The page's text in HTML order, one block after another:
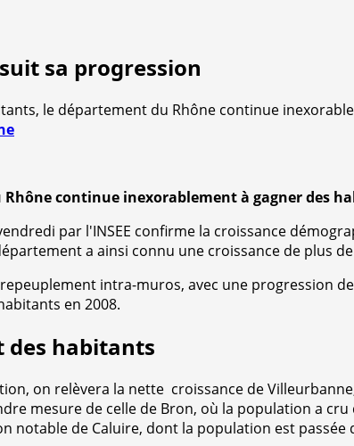
sa progression
le département du Rhône continue
Rhône continue inexorablementà gagner des
par l'INSEE confirme la croissance
a ainsi connu une croissance de plus
intra-muros, avec une progression
en 2008.
des habitants
on relèvera la nette croissance de
mesure de celle de Bron, où la population a
notable de Caluire, dont la population est passée